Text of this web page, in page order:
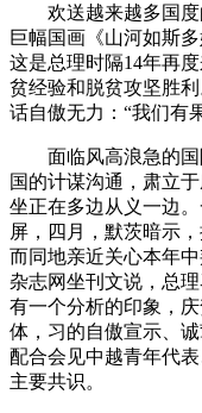
欢送越来越多国度的
巨幅国画《山河如斯
这是总理时隔14年再
贫经验和脱贫攻坚胜
话自傲无力：“我们有
面临风高浪急的国
国的计谋沟通，肃立
坐正在多边从义一边
屏，四月，默茨暗示
而同地亲近关心本年
杂志网坐刊文说，总
有一个分析的印象，
体，习的自傲宣示、
配合会见中越青年代
主要共识。